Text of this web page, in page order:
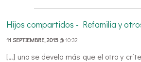
Hijos compartidos - Refamilia y
11 SEPTIEMBRE, 2015@ 10:32
[…] uno se devela más que el otro y